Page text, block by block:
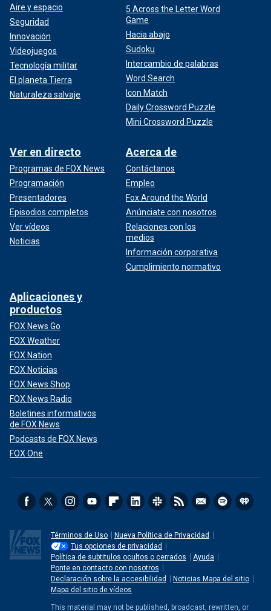
Aire y espacio
Seguridad
Innovación
Videojuegos
Tecnología militar
El planeta Tierra
Naturaleza salvaje
5 Across the Letter Word
Game
Hacia abajo
Sudoku
Intercambio de palabras
Word Search
Icon Match
Daily Crossword Puzzle
Mini Crossword Puzzle
Ver en directo
Programas de FOX News
Programación
Presentadores
Episodios completos
Ver vídeos
Noticias
Acerca de
Contáctanos
Empleo
Fox Around the World
Anúnciate con nosotros
Relaciones con los
medios
Información corporativa
Cumplimiento normativo
Aplicaciones y
productos
FOX News Go
FOX Weather
FOX Nation
FOX Noticias
FOX News Shop
FOX News Radio
Boletines informativos
de FOX News
Podcasts de FOX News
FOX One
Términos de Uso
Nueva Política de Privacidad
Tus opciones de privacidad
Política de subtitulos ocultos o cerrados
Ayuda
Ponte en contacto con nosotros
Declaración sobre la accesibilidad
Noticias Mapa del sitio
Mapa del sitio de vídeos
This material may not be published, broadcast, rewritten, or